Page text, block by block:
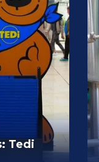
Tedi